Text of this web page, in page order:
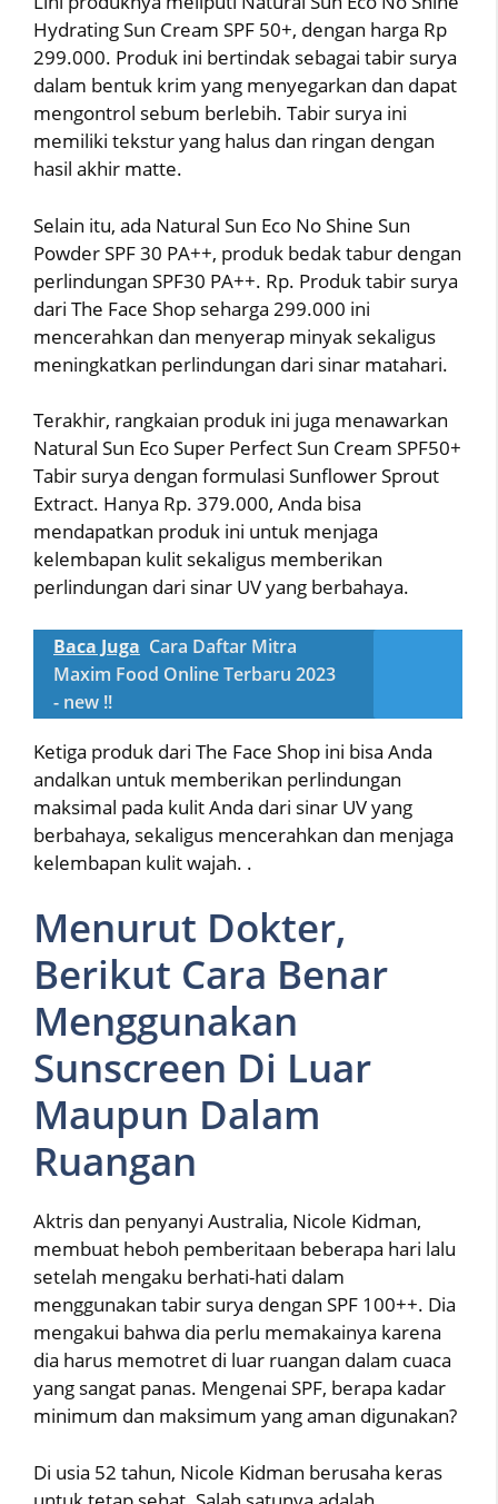
Hydrating Sun Cream SPF 50+, dengan harga Rp
299.000. Produk ini bertindak sebagai tabir surya
dalam bentuk krim yang menyegarkan dan dapat
mengontrol sebum berlebih. Tabir surya ini
memiliki tekstur yang halus dan ringan dengan
hasil akhir matte.
Selain itu, ada Natural Sun Eco No Shine Sun
Powder SPF 30 PA++, produk bedak tabur dengan
perlindungan SPF30 PA++. Rp. Produk tabir surya
dari The Face Shop seharga 299.000 ini
mencerahkan dan menyerap minyak sekaligus
meningkatkan perlindungan dari sinar matahari.
Terakhir, rangkaian produk ini juga menawarkan
Natural Sun Eco Super Perfect Sun Cream SPF50+
Tabir surya dengan formulasi Sunflower Sprout
Extract. Hanya Rp. 379.000, Anda bisa
mendapatkan produk ini untuk menjaga
kelembapan kulit sekaligus memberikan
perlindungan dari sinar UV yang berbahaya.
Baca Juga Cara Daftar Mitra
Maxim Food Online Terbaru 2023
- new !!
Ketiga produk dari The Face Shop ini bisa Anda
andalkan untuk memberikan perlindungan
maksimal pada kulit Anda dari sinar UV yang
berbahaya, sekaligus mencerahkan dan menjaga
kelembapan kulit wajah. .
Menurut Dokter,
Berikut Cara Benar
Menggunakan
Sunscreen Di Luar
Maupun Dalam
Ruangan
Aktris dan penyanyi Australia, Nicole Kidman,
membuat heboh pemberitaan beberapa hari lalu
setelah mengaku berhati-hati dalam
menggunakan tabir surya dengan SPF 100++. Dia
mengakui bahwa dia perlu memakainya karena
dia harus memotret di luar ruangan dalam cuaca
yang sangat panas. Mengenai SPF, berapa kadar
minimum dan maksimum yang aman digunakan?
Di usia 52 tahun, Nicole Kidman berusaha keras